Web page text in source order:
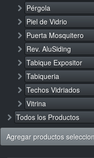
Pérgola
Piel de Vidrio
Puerta Mosquitero
Rev. AluSiding
Tabique Expositor
Tabiqueria
Techos Vidriados
Vitrina
Todos los Productos
Agregar productos